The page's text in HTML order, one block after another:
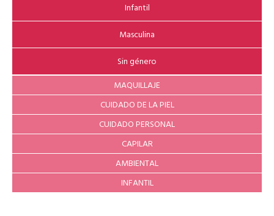
Infantil
Masculina
Sin género
MAQUILLAJE
CUIDADO DE LA PIEL
CUIDADO PERSONAL
CAPILAR
AMBIENTAL
INFANTIL